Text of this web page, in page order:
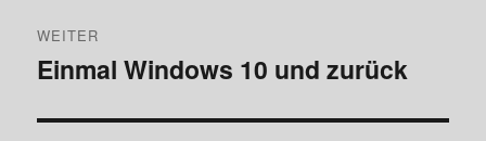
WEITER
Nächster
Einmal Windows 10 und zurück